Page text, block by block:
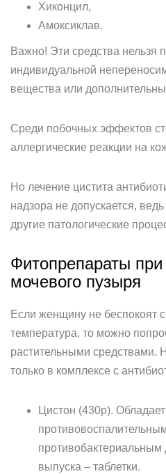
Хиконцил,
Амоксиклав.
Важно! Эти средства нельзя
индивидуальной
вещества или
Среди побочных эффектов
аллергические реакции на
Но лечение цистита
надзора не допускается,
другие патологические
Фитопрепараты
мочевого пузыря
Если женщину не беспокоят
температура, то можно
растительными средствами.
только в комплексе с
Цистон (430р).
выпуска – таблетки.